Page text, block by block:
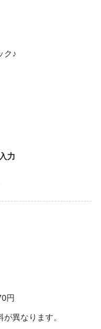
ク♪
力
円
異なります。